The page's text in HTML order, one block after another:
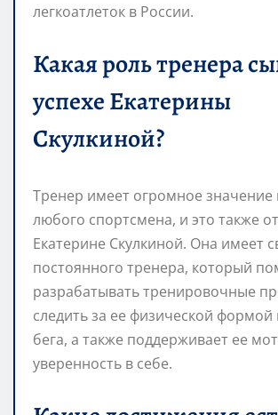
легкоатлеток в России.
Какая роль тренера
успехе Екатерины
Скулкиной?
Тренер имеет огромное значение
любого спортсмена, и это также
Екатерине Скулкиной. Она имеет
постоянного тренера, который
разрабатывать тренировочные
следить за ее физической формой
бега, а также поддерживает ее
уверенность в себе.